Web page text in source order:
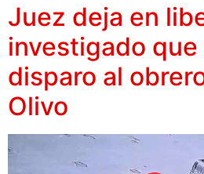
Juez deja en
investigado
disparo al
Olivo